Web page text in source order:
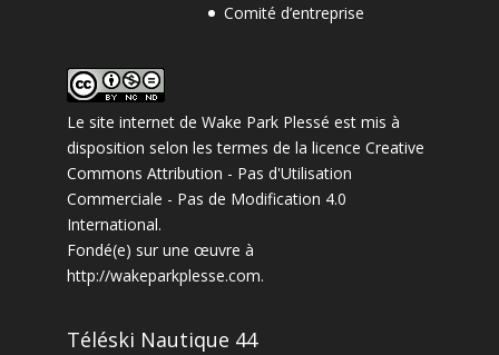
Comité d’entreprise
Le site internetde Wake Park Plessé est mis à
disposition selon les termes de la licence Creative
Commons Attribution - Pas d'Utilisation
Commerciale - Pas de Modification 4.0
International.
Fondé(e) sur une œuvre à
http://wakeparkplesse.com.
Téléski Nautique 44